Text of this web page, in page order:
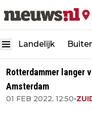
Landelijk
Rotterdammer langer
Amsterdam
01 FEB 2022, 12:50•